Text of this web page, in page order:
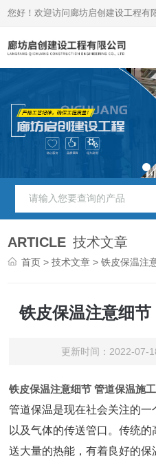
您好！欢迎访问廊坊启创建设工程有
ARTICLE 技术文章
首页 >技术文章 > 铁皮保温注
铁皮保温注意细
更新时间：2022-
铁皮保温注意细节 管道保温施
管道保温是现在社会关注的
以及气体的传送管口。传统
送大量的热能，有着良好的保